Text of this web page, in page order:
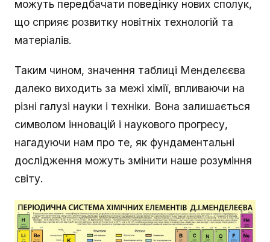
можуть передбачати поведінку нових сполук,
що сприяє розвитку новітніх технологій та
матеріалів.
Таким чином, значення таблиці Менделєєва
далеко виходить за межі хімії, впливаючи на
різні галузі науки і техніки. Вона залишається
символом інновацій і наукового прогресу,
нагадуючи нам про те, як фундаментальні
дослідження можуть змінити наше розуміння
світу.